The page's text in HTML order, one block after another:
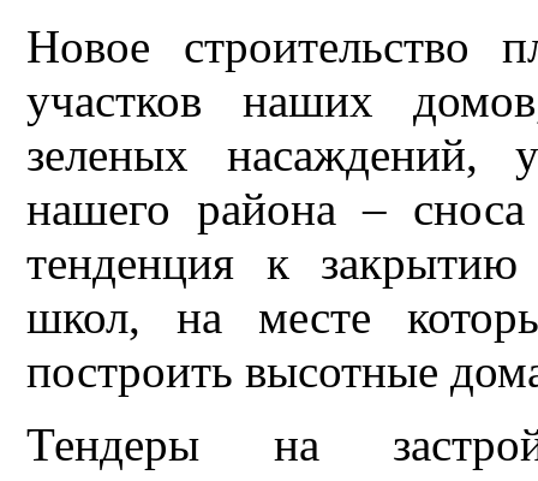
Новое строительство
участков наших
зеленых насаждений,
нашего района –
тенденция к
школ, на месте
построить высотные
Тендеры на